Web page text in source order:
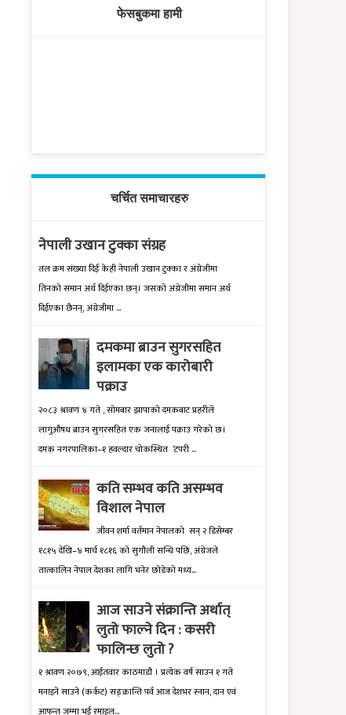
फेसबुकमा हामी
चर्चित समाचारहरु
नेपाली उखान टुक्का संग्रह
तल क्रम संख्‍या दिई केही नेपाली उखान टुक्‍का र अंग्रेजीमा
तिनको समान अर्थ दिईएका छन्। जसको अंग्रेजीमा समान अर्थ
दिईएका छैनन्, अंग्रेजीमा ...
दमकमा ब्राउन सुगरसहित
इलामका एक कारोबारी
पक्राउ
२०८३ श्रावण ४ गते , सोमबार झापाको दमकबाट प्रहरीले
लागुऔषध ब्राउन सुगरसहित एक जनालाई पक्राउ गरेको छ।
दमक नगरपालिका–१ हवल्दार चोकस्थित ‘टपरी ...
कति सम्भव कति असम्भव
विशाल नेपाल
जीवन शर्मा वर्तमान नेपालको सन् २ डिसेम्बर
१८१५ देखि–४ मार्च १८१६ को सुगौली सन्धि पछि, अंग्रेजले
तात्कालिन नेपाल देशका लागि भनेर छोडेको मध्य...
आज साउने संक्रान्ति अर्थात्
लुतो फाल्ने दिन : कसरी
फालिन्छ लुतो ?
१ श्रावण २०७९, आईतवार काठमाडौं । प्रत्येक वर्ष साउन १ गते
मनाइने साउने (कर्कट) सङ्क्रान्ति पर्व आज देशभर स्नान, दान एवं
आफन्त जम्मा भई रमाइल...